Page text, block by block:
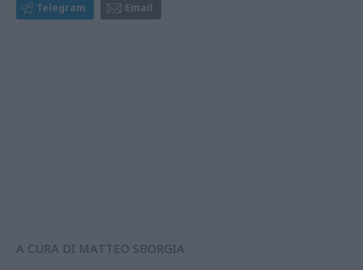
Telegram Email
A CURA DI MATTEO SBORGIA